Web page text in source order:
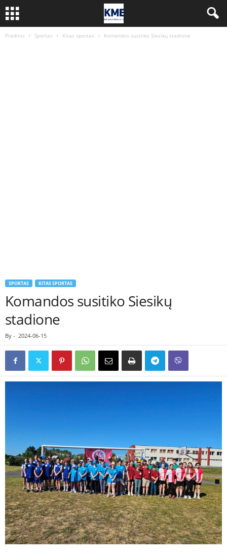
Pradinis Sportas Kitas sportas Komandos susitiko Siesikų stadione
SPORTAS KITAS SPORTAS
Komandos susitiko Siesikų
stadione
By - 2024-06-15